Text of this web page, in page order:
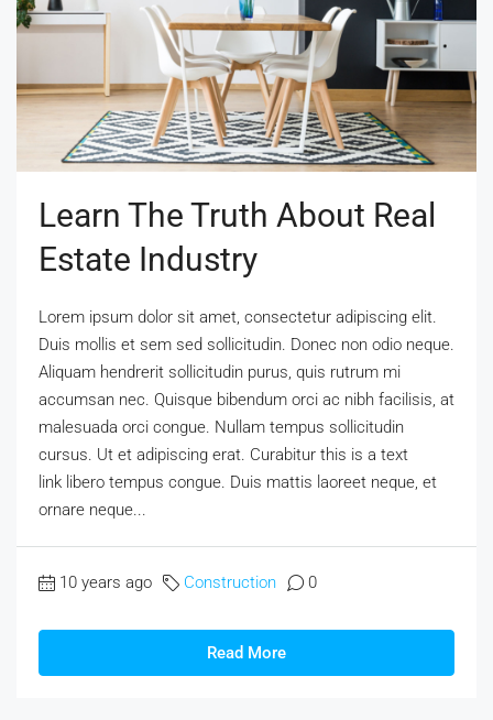
Learn The Truth About Real
Estate Industry
Lorem ipsum dolor sit amet, consectetur adipiscing elit.
Duis mollis et sem sed sollicitudin. Donec non odio neque.
Aliquam hendrerit sollicitudin purus, quis rutrum mi
accumsan nec. Quisque bibendum orci ac nibh facilisis, at
malesuada orci congue. Nullam tempus sollicitudin
cursus. Ut et adipiscing erat. Curabitur this is a text
link libero tempus congue. Duis mattis laoreet neque, et
ornare neque...
10 years ago Construction 0
Read More